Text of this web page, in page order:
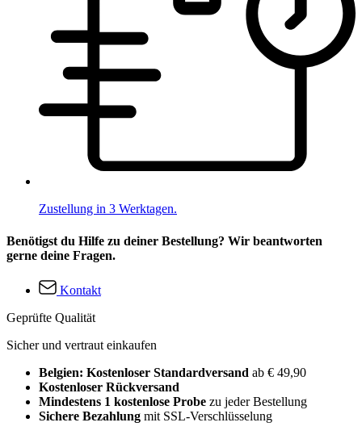
Zustellung in 3 Werktagen.
Benötigst du Hilfe zu deiner Bestellung? Wir beantworten
gerne deine Fragen.
Kontakt
Geprüfte Qualität
Sicher und vertraut einkaufen
Belgien: Kostenloser Standardversand ab € 49,90
Kostenloser Rückversand
Mindestens 1 kostenlose Probe zu jeder Bestellung
Sichere Bezahlung mit SSL-Verschlüsselung